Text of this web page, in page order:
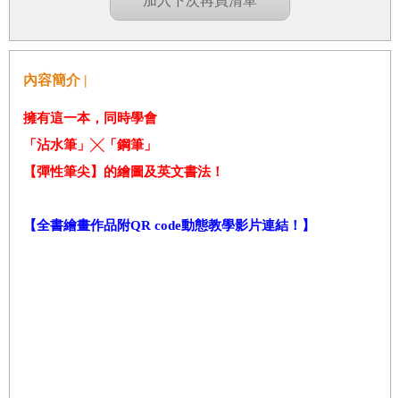
內容簡介 |
擁有這一本，同時學會
「 沾水筆 」 ╳ 「 鋼筆 」
【彈性筆尖】 的繪圖及英文書法！
【全書繪畫作品附QR code動態教學影片連結！ 】